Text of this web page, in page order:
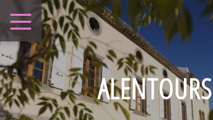
ALENTOURS